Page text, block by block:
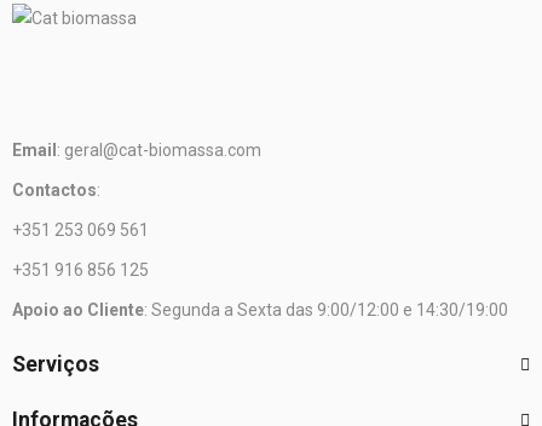
Email : geral@cat-biomassa.com
Contactos:
+351 253 069 561
+351 916 856 125
Apoio ao Cliente: Segunda a Sexta das 9:00/12:00 e 14:30/19:00
Serviços
Informações